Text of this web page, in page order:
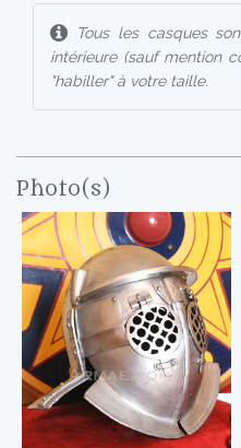
Tous les casques
intérieure (sauf mention
"habiller" à votre taille.
Photo(s)